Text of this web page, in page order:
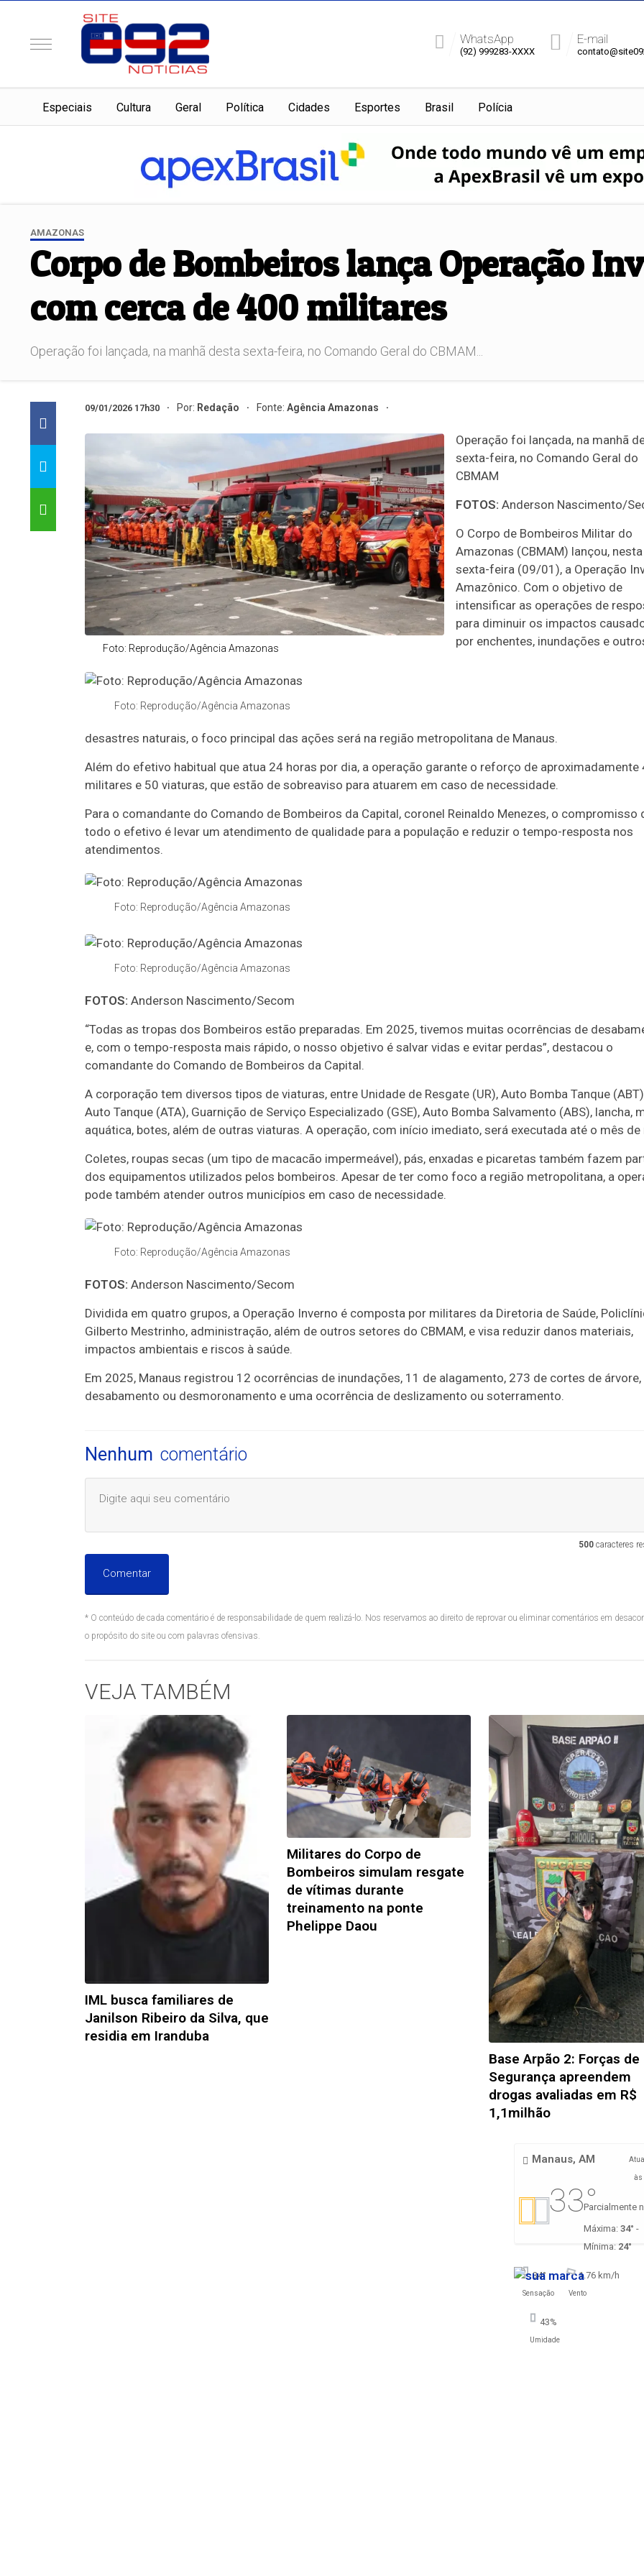
E-mail
WhatsApp
(92) 999283-XXXX
Especiais Cultura Geral Política Cidades Esportes Brasil Polícia
AMAZONAS
Corpo de Bombeiros lança Operação
com cerca de 400 militares
Operação foi lançada, na manhã desta sexta-feira, no Comando Geral do CBMAM...
09/01/2026 17h30 Por: Redação Fonte: Agência Amazonas
Foto: Reprodução/Agência Amazonas
Operação foi lançada, na manhã
sexta-feira, no Comando Geral do
CBMAM
Foto: Reprodução/Agência Amazonas
FOTOS: Anderson Nascimento/
O Corpo de Bombeiros Militar do
Amazonas (CBMAM) lançou, nesta
sexta-feira (09/01), a Operação
Amazônico. Com o objetivo de
intensificar as operações de
para diminuir os impactos
por enchentes, inundações e
desastres naturais, o foco principal das ações será na região metropolitana de Manaus.
Além do efetivo habitual que atua 24 horas por dia, a operação garante o reforço de aproximadamente
militares e 50 viaturas, que estão de sobreaviso para atuarem em caso de necessidade.
Para o comandante do Comando de Bombeiros da Capital, coronel Reinaldo Menezes, o compromisso
todo o efetivo é levar um atendimento de qualidade para a população e reduzir o tempo-resposta nos
atendimentos.
Foto: Reprodução/Agência Amazonas
Foto: Reprodução/Agência Amazonas
FOTOS: Anderson Nascimento/Secom
“Todas as tropas dos Bombeiros estão preparadas. Em 2025, tivemos muitas ocorrências de
e, com o tempo-resposta mais rápido, o nosso objetivo é salvar vidas e evitar perdas”, destacou o
comandante do Comando de Bombeiros da Capital.
A corporação tem diversos tipos de viaturas, entre Unidade de Resgate (UR), Auto Bomba Tanque
Auto Tanque (ATA), Guarnição de Serviço Especializado (GSE), Auto Bomba Salvamento (ABS), lancha,
aquática, botes, além de outras viaturas. A operação, com início imediato, será executada até o mês de
Coletes, roupas secas (um tipo de macacão impermeável), pás, enxadas e picaretas também fazem
dos equipamentos utilizados pelos bombeiros. Apesar de ter como foco a região metropolitana, a
pode também atender outros municípios em caso de necessidade.
Foto: Reprodução/Agência Amazonas
FOTOS: Anderson Nascimento/Secom
Dividida em quatro grupos, a Operação Inverno é composta por militares da Diretoria de Saúde,
Gilberto Mestrinho, administração, além de outros setores do CBMAM, e visa reduzir danos materiais,
impactos ambientais e riscos à saúde.
Em 2025, Manaus registrou 12 ocorrências de inundações, 11 de alagamento, 273 de cortes de árvore,
desabamento ou desmoronamento e uma ocorrência de deslizamento ou soterramento.
Nenhum comentário
500caracteres
Comentar
* O conteúdo de cada comentário é de responsabilidade de quem realizá-lo. Nos reservamos ao direito de reprovar ou eliminar comentários em
o propósito do site ou com palavras ofensivas.
VEJA TAMBÉM
IML busca familiares de
Janilson Ribeiro da Silva, que
residia em Iranduba
Militares do Corpo de
Bombeiros simulam resgate
de vítimas durante
treinamento na ponte
Phelippe Daou
Base Arpão 2: Forças de
Segurança apreendem
drogas avaliadas em R$
1,1milhão
Manaus, AM
às
33°
Máxima:34° -
Mínima: 24°
34°
Sensação
1.76 km/h
Vento
43%
Umidade